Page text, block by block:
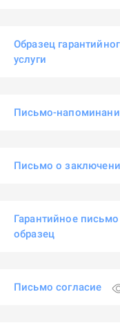
Образец
услуги
Письмо-
Письмо о
Гарантийное
образец
Письмо согласие